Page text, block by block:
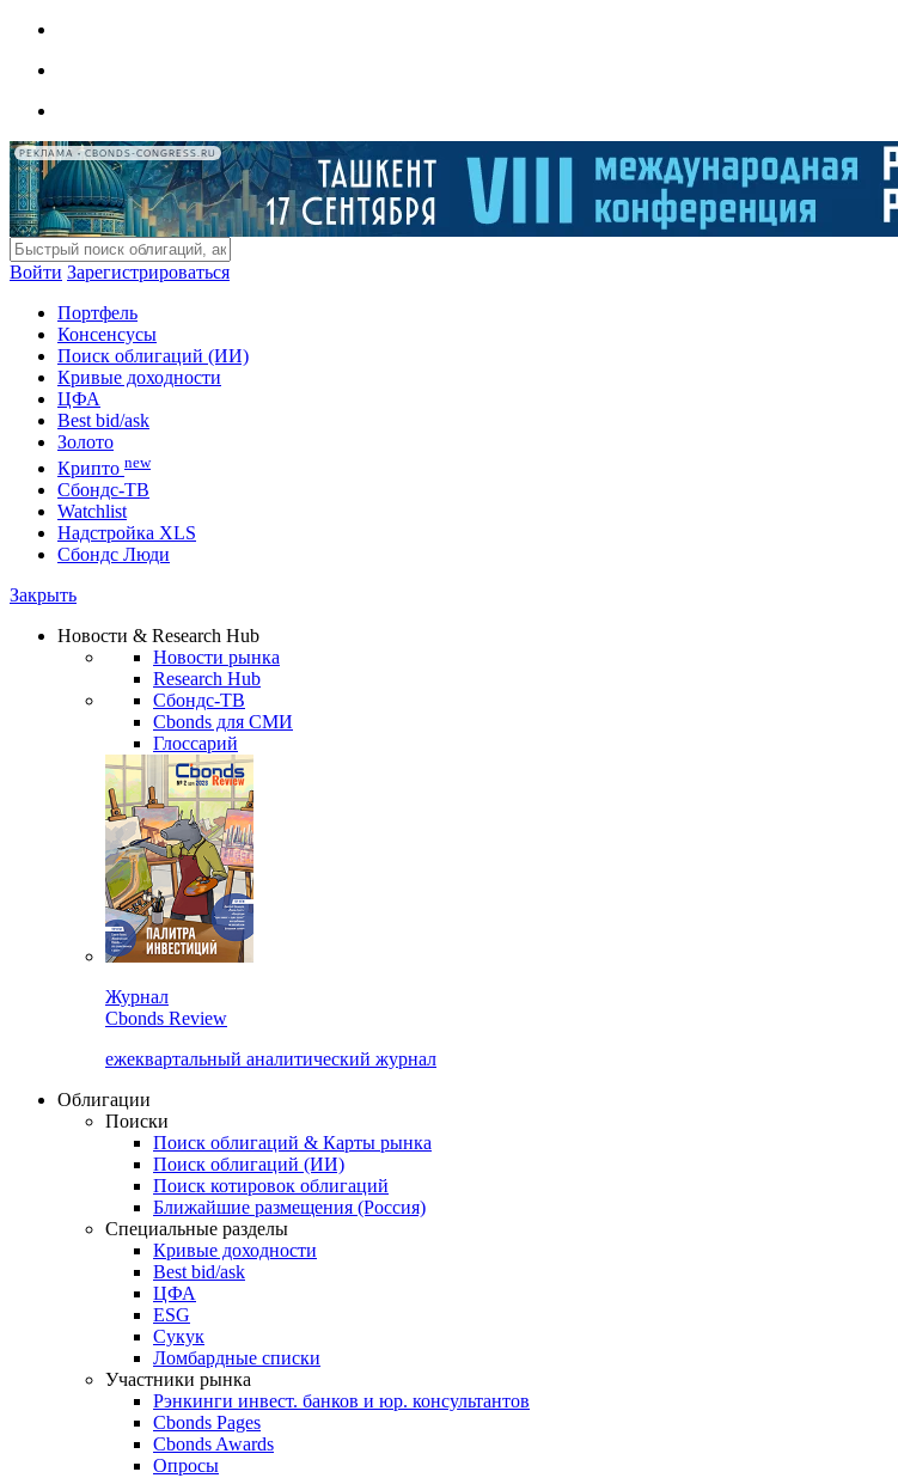
РЕКЛАМА • CBONDS-CONGRESS.RU
Войти Зарегистрироваться
Портфель
Консенсусы
Поиск облигаций (ИИ)
Кривые доходности
ЦФА
Best bid/ask
Золото
Крипто new
Сбондс-ТВ
Watchlist
Надстройка XLS
Сбондс Люди
Закрыть
Новости & Research Hub
Новости рынка
Research Hub
Сбондс-ТВ
Cbonds для СМИ
Глоссарий
Журнал
Cbonds Review
ежеквартальный аналитический журнал
Облигации
Поиски
Поиск облигаций & Карты рынка
Поиск облигаций (ИИ)
Поиск котировок облигаций
Ближайшие размещения (Россия)
Специальные разделы
Кривые доходности
Best bid/ask
ЦФА
ESG
Сукук
Ломбардные списки
Участники рынка
Рэнкинги инвест. банков и юр. консультантов
Cbonds Pages
Cbonds Awards
Опросы